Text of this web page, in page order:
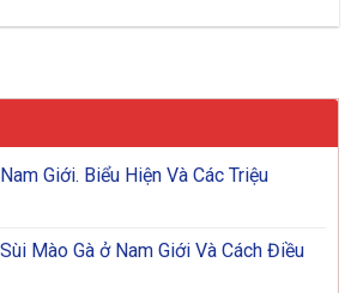
Giới. Biểu Hiện Và Các Triệu
Mào Gà ở Nam Giới Và Cách Điều